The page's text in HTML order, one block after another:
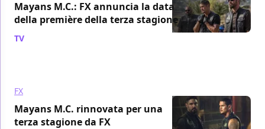
Mayans M.C.: FX annuncia la data
della première della terza stagione
TV
FX
Mayans M.C. rinnovata per una
terza stagione da FX